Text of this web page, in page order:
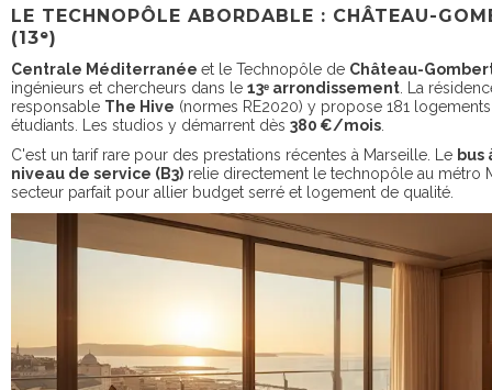
LE TECHNOPÔLE ABORDABLE : CHÂTEAU-
(13ᵉ)
Centrale Méditerranée et le Technopôle de Château-
ingénieurs et chercheurs dans le 13ᵉ arrondissement . La
responsable The Hive (normes RE2020) y propose 181
étudiants. Les studios y démarrent dès 380 €/mois
C'est un tarif rare pour des prestations récentes à Marseille. Le bus
niveau de service (B3) relie directement le technopôle au métro
secteur parfait pour allier budget serré et logement de qualité.